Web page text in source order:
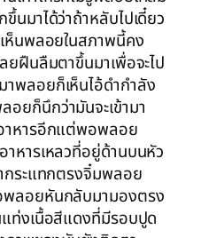
นมาได้ว่าถ้าหลับไปเดี๋ยว
ห็นพลอยในสภาพนี้คง
ฝืนลืมตาขึ้นมาเพื่อจะไป
พลอยก็เห็นไอ้ดำกำลัง
ยก็นึกว่ามันจะเข้ามา
าหารอีกแต่พอพลอย
าหารเหลวที่อยู่ด้านบนหัว
กระแทกตรงจิ๋มพลอย
ลอยหันกลับมามองตรง
ท่งเนื้อสีแดงที่มีรอบปูด